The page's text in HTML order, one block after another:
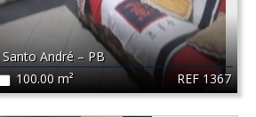
REF 1367
Santo André – PB
100.00 m²